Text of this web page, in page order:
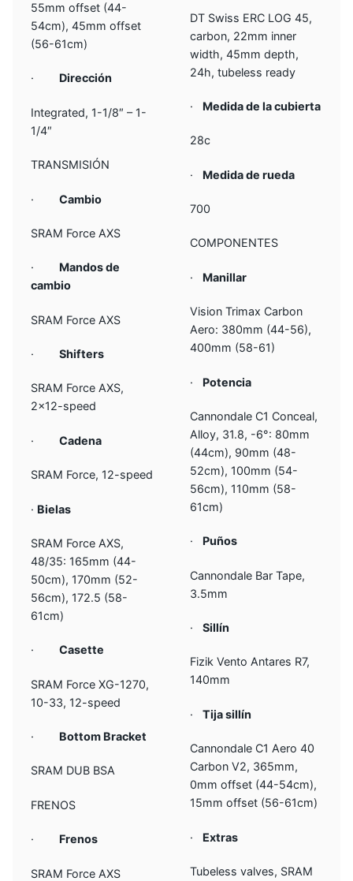
55mm offset (44-
54cm), 45mm offset
(56-61cm)
· Dirección
Integrated, 1-1/8″ – 1-
1/4″
TRANSMISIÓN
·Cambio
SRAM Force AXS
· Mandos de
cambio
SRAM Force AXS
·Shifters
SRAM Force AXS,
2×12-speed
·Cadena
SRAM Force, 12-speed
· Bielas
SRAM Force AXS,
48/35: 165mm (44-
50cm), 170mm (52-
56cm), 172.5 (58-
61cm)
·Casette
SRAM Force XG-1270,
10-33, 12-speed
· Bottom Bracket
SRAM DUB BSA
FRENOS
· Frenos
SRAM Force AXS
DT Swiss ERC LOG 45,
carbon, 22mm inner
width, 45mm depth,
24h, tubeless ready
· Medida de la cubierta
28c
· Medida de rueda
700
COMPONENTES
· Manillar
Vision Trimax Carbon
Aero: 380mm (44-56),
400mm (58-61)
· Potencia
Cannondale C1 Conceal,
Alloy, 31.8, -6°: 80mm
(44cm), 90mm (48-
52cm), 100mm (54-
56cm), 110mm (58-
61cm)
· Puños
Cannondale Bar Tape,
3.5mm
·Sillín
Fizik Vento Antares R7,
140mm
·Tija sillín
Cannondale C1 Aero 40
Carbon V2, 365mm,
0mm offset (44-54cm),
15mm offset (56-61cm)
· Extras
Tubeless valves, SRAM